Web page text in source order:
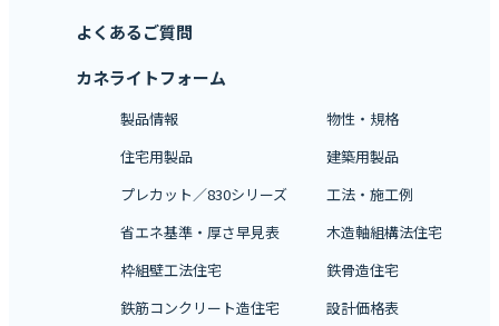
よくあるご質問
カネライトフォーム
製品情報
物性・規格
住宅用製品
建築用製品
プレカット／830シリーズ
工法・施工例
省エネ基準・厚さ早見表
木造軸組構法住宅
枠組壁工法住宅
鉄骨造住宅
鉄筋コンクリート造住宅
設計価格表